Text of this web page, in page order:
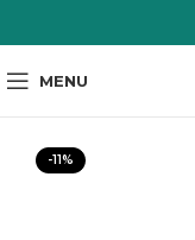
MENU
-11%